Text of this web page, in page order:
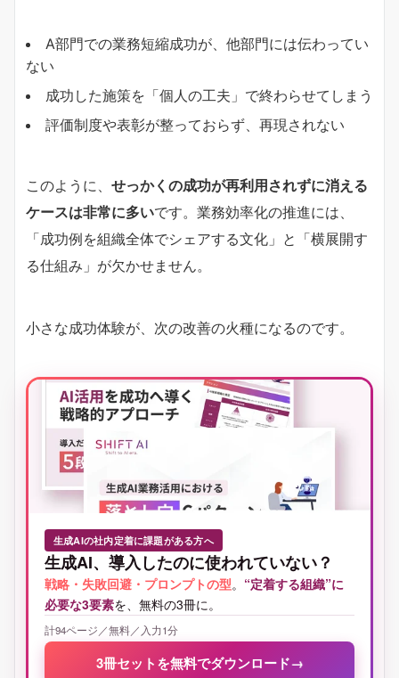
A部門での業務短縮成功が、他部門には伝わってい
ない
成功した施策を「個人の工夫」で終わらせてしまう
評価制度や表彰が整っておらず、再現されない
このように、 せっかくの成功が再利用されずに消える
ケースは非常に多いです。業務効率化の推進には、
「成功例を組織全体でシェアする文化」と「横展開す
る仕組み」が欠かせません。
小さな成功体験が、次の改善の火種になるのです。
生成AIの社内定着に課題がある方へ
生成AI、導入したのに使われていない？
戦略・失敗回避・プロンプトの型。 “定着する組織”に
必要な3要素を、無料の3冊に。
計94ページ／無料／入力1分
3冊セットを無料でダウンロード→